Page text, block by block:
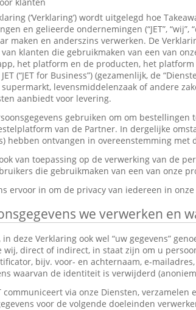
(‘Verklaring’) wordt uitgelegd hoe
en gelieerde ondernemingen (“JET”, “wij”,
maken en anderszins verwerken. De
van klanten die gebruikmaken van een van
het platform en de producten, het platform
(“JET for Business”) (gezamenlijk, de
levensmiddelenzaak of andere
aanbiedt voor levering.
gebruiken om om
van de Partner. In dergelijke
hebben ontvangen in overeenstemming met
van toepassing op de verwerking van de
die gebruikmaken van een van onze
ervoor in om de privacy van iedereen in
we verwerken en
in deze Verklaring ook wel “uw gegevens”
wij, direct of indirect, in staat zijn om u
bijv. voor- en achternaam, e-
waarvan de identiteit is verwijderd
communiceert via onze Diensten, verzamelen
voor de volgende doeleinden